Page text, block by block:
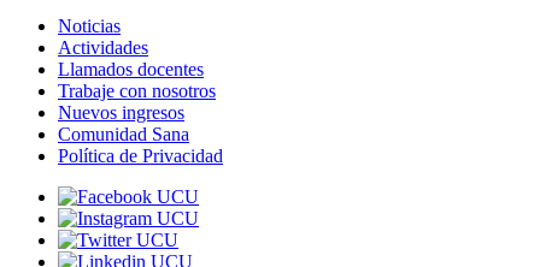
Noticias
Actividades
Llamados docentes
Trabaje con nosotros
Nuevos ingresos
Comunidad Sana
Política de Privacidad